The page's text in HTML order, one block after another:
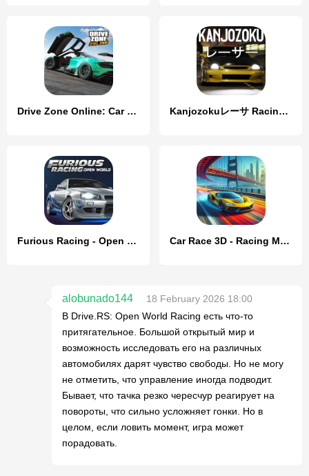
Drive Zone Online: Car Game Kanjozokuレーサ Racing Car Games
Furious Racing - Open World Car Race 3D - Racing Master
alobunado144
18 February 2026 18:00
В Drive.RS: Open World Racing есть что-то
притягательное. Большой открытый мир и
возможность исследовать его на различных
автомобилях дарят чувство свободы. Но не могу
не отметить, что управление иногда подводит.
Бывает, что тачка резко чересчур реагирует на
повороты, что сильно усложняет гонки. Но в
целом, если ловить момент, игра может
порадовать.